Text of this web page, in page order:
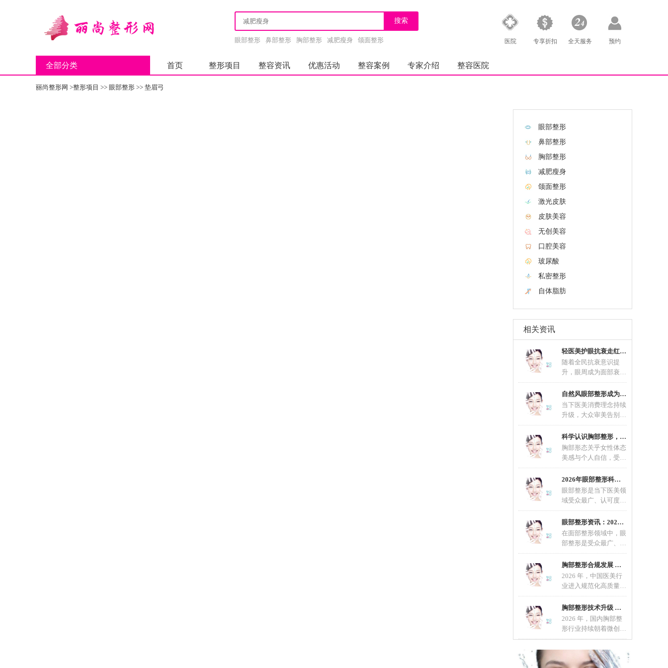
眼部整形 鼻部整形 胸部整形 减肥瘦身 颌面整形 医院 专享折扣 全天服务 预约
全部分类 首页 整形项目 整容资讯 优惠活动 整容案例 专家介绍 整容医院
丽尚整形网 >整形项目 >> 眼部整形 >> 垫眉弓
眼部整形
鼻部整形
胸部整形
减肥瘦身
颌面整形
激光皮肤
皮肤美容
无创美容
口腔美容
玻尿酸
私密整形
自体脂肪
相关资讯
轻医美护眼抗衰走红 联合养护延缓眼部肌肤老
随着全民抗衰意识提
升，眼周成为面部衰老
问题最先显现的区域，
眼部抗衰不再是中老年
群
自然风眼部整形成为主流 精细化术式适配不同
当下医美消费理念持续
升级，大众审美告别过
去夸张网红款造型，自
然风眼部整形一跃成为科学认识胸部整形，理性塑造优美体态
胸部形态关乎女性体态
美感与个人自信，受先
天发育、年龄增长、生
育哺乳等因素影响，不
2026年眼部整形科普：适配不同眼型的整形方案
眼部整形是当下医美领
域受众最广、认可度最
高的轻整形项目，也是
改善眼部形态、优化五
眼部整形资讯：2026眼部整形流行趋势，自然定
在面部整形领域中，眼
部整形是受众最广、精
细度要求最高的项目，
直接影响面部整体颜值
胸部整形合规发展 科学变美成行业共识
2026 年，中国医美行
业进入规范化高质量发
展新阶段，胸部整形作
为热门项目，在技术、
材料
胸部整形技术升级 微创自然成主流选择
2026 年，国内胸部整
形行业持续朝着微创、
安全、自然、个性化方
向发展。随着医美规范